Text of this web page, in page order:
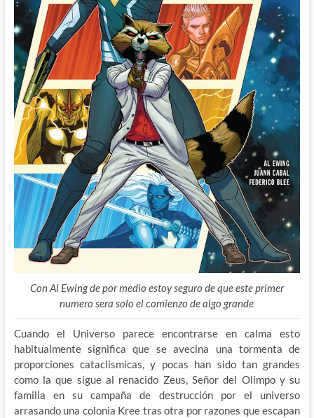
Con Al Ewing de por medio estoy seguro de que este primer
numero sera solo el comienzo de algo grande
Cuando el Universo parece encontrarse en calma esto
habitualmente significa que se avecina una tormenta de
proporciones cataclismicas, y pocas han sido tan grandes
como la que sigue al renacido Zeus, Señor del Olimpo y su
familia en su campaña de destrucción por el universo
arrasando una colonia Kree tras otra por razones que escapan